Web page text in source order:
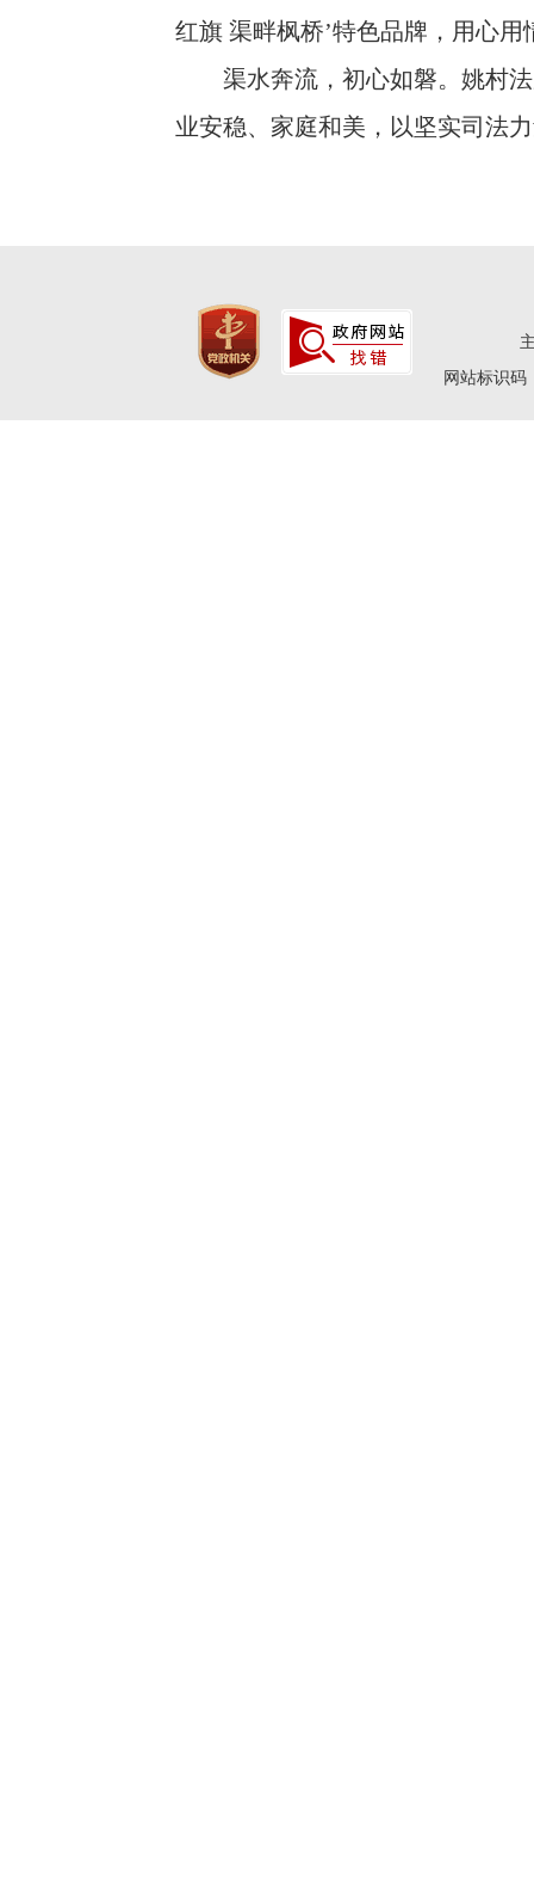
红旗 渠畔枫桥’特色品牌，用心
渠水奔流，初心如磐。姚村法
业安稳、家庭和美，以坚实司法
网站标识